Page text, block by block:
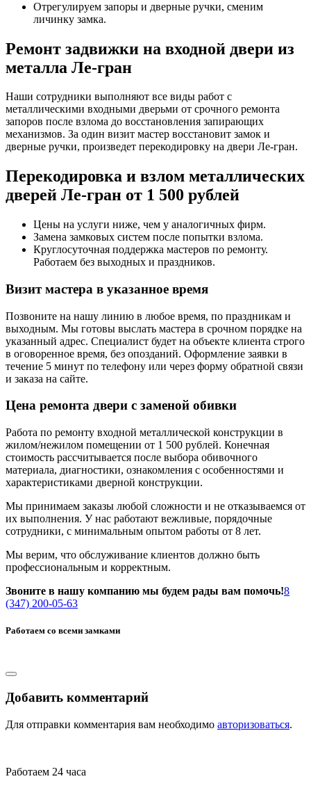
Отрегулируем запоры и дверные ручки, сменим
личинку замка.
Ремонт задвижки на входной двери из
металла Ле-гран
Наши сотрудники выполняют все виды работ с
металлическими входными дверьми от срочного ремонта
запоров после взлома до восстановления запирающих
механизмов. За один визит мастер восстановит замок и
дверные ручки, произведет перекодировку на двери Ле-гран.
Перекодировка и взлом металлических
дверей Ле-гран от 1 500 рублей
Цены на услуги ниже, чем у аналогичных фирм.
Замена замковых систем после попытки взлома.
Круглосуточная поддержка мастеров по ремонту.
Работаем без выходных и праздников.
Визит мастера в указанное время
Позвоните на нашу линию в любое время, по праздникам и
выходным. Мы готовы выслать мастера в срочном порядке на
указанный адрес. Специалист будет на объекте клиента строго
в оговоренное время, без опозданий. Оформление заявки в
течение 5 минут по телефону или через форму обратной связи
и заказа на сайте.
Цена ремонта двери с заменой обивки
Работа по ремонту входной металлической конструкции в
жилом/нежилом помещении от 1 500 рублей. Конечная
стоимость рассчитывается после выбора обивочного
материала, диагностики, ознакомления с особенностями и
характеристиками дверной конструкции.
Мы принимаем заказы любой сложности и не отказываемся от
их выполнения. У нас работают вежливые, порядочные
сотрудники, с минимальным опытом работы от 8 лет.
Мы верим, что обслуживание клиентов должно быть
профессиональным и корректным.
Звоните в нашу компанию мы будем рады вам помочь!8
(347) 200-05-63
Работаем со всеми замками
Добавить комментарий
Для отправки комментария вам необходимо авторизоваться.
Работаем 24 часа